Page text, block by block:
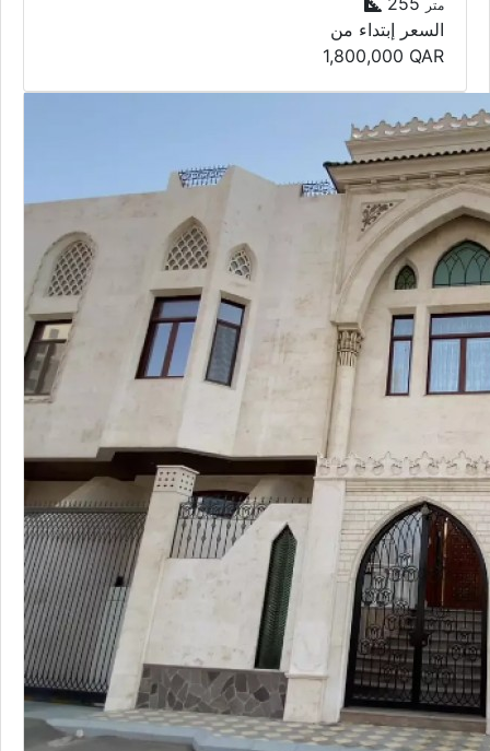
1,800,000QAR